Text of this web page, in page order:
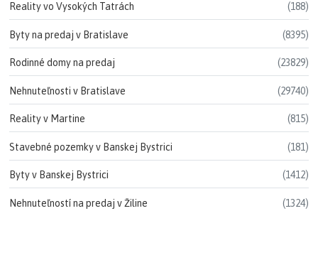
Reality vo Vysokých Tatrách (188)
Byty na predaj v Bratislave (8395)
Rodinné domy na predaj (23829)
Nehnuteľnosti v Bratislave (29740)
Reality v Martine (815)
Stavebné pozemky v Banskej Bystrici (181)
Byty v Banskej Bystrici (1412)
Nehnuteľností na predaj v Žiline (1324)